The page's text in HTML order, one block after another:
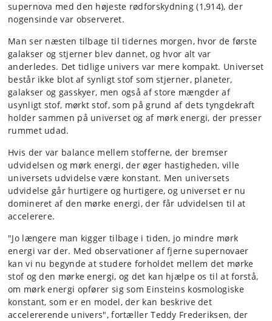
supernova med den højeste rødforskydning (1,914), der
nogensinde var observeret.
Man ser næsten tilbage til tidernes morgen, hvor de første
galakser og stjerner blev dannet, og hvor alt var
anderledes. Det tidlige univers var mere kompakt. Universet
består ikke blot af synligt stof som stjerner, planeter,
galakser og gasskyer, men også af store mængder af
usynligt stof, mørkt stof, som på grund af dets tyngdekraft
holder sammen på universet og af mørk energi, der presser
rummet udad.
Hvis der var balance mellem stofferne, der bremser
udvidelsen og mørk energi, der øger hastigheden, ville
universets udvidelse være konstant. Men universets
udvidelse går hurtigere og hurtigere, og universet er nu
domineret af den mørke energi, der får udvidelsen til at
accelerere.
"Jo længere man kigger tilbage i tiden, jo mindre mørk
energi var der. Med observationer af fjerne supernovaer
kan vi nu begynde at studere forholdet mellem det mørke
stof og den mørke energi, og det kan hjælpe os til at forstå,
om mørk energi opfører sig som Einsteins kosmologiske
konstant, som er en model, der kan beskrive det
accelererende univers", fortæller Teddy Frederiksen, der